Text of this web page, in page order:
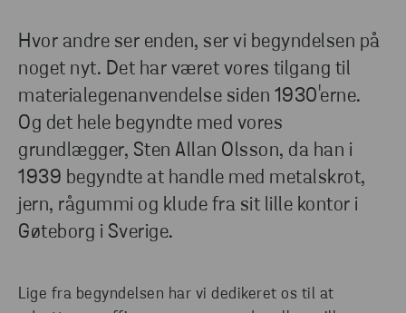
Hvor andre ser enden, ser vi begyndelsen på
noget nyt. Det har været vores tilgang til
materialegenanvendelse siden 1930'erne.
Og det hele begyndte med vores
grundlægger, Sten Allan Olsson, da han i
1939 begyndte at handle med metalskrot,
jern, rågummi og klude fra sit lille kontor i
Gøteborg i Sverige.
Lige fra begyndelsen har vi dedikeret os til at
kontaktformularen, så vender en af vore eksperter
tilbage til dig.
KOM I KONTAKT